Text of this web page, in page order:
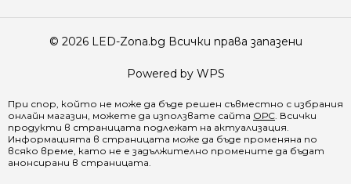
© 2026 LED-Zona.bg Всички права запазени
Powered by WPS
При спор, който не може да бъде решен съвместно с избрания
онлайн магазин, можете да използвате сайта ОРС . Всички
продукти в страницата подлежат на актуализация.
Информацията в страницата може да бъде променяна по
всяко време, като не е задължително промените да бъдат
анонсирани в страницата.